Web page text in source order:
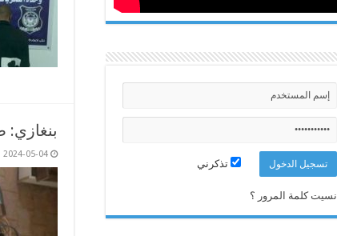
2024-05-04
تذكرني
نسيت كلمة المرور ؟